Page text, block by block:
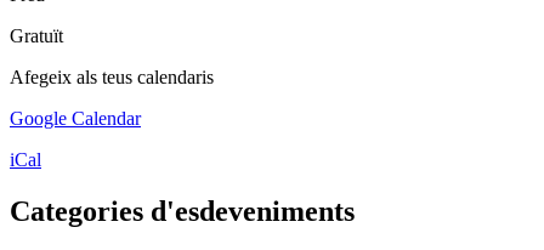
Gratuït
Afegeix als teus calendaris
Google Calendar
iCal
Categories d'esdeveniments